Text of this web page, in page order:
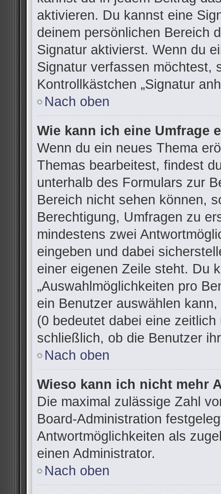
aktivieren. Du kannst eine
deinem persönlichen Bereich
Signatur aktivierst. Wenn du
Signatur verfassen möchtest,
Kontrollkästchen „Signatur
Nach oben
Wie kann ich eine Umfrage
Wenn du ein neues Thema
Themas bearbeitest, findest
unterhalb des Formulars zur
Bereich nicht sehen können,
Berechtigung, Umfragen zu
mindestens zwei
eingeben und dabei
einer eigenen Zeile steht. Du
„Auswahlmöglichkeiten pro
ein Benutzer auswählen
(0 bedeutet dabei eine
schließlich, ob die Benutzer
Nach oben
Wieso kann ich nicht mehr
Die maximal zulässige Zahl
Board-Administration
Antwortmöglichkeiten als
einen Administrator.
Nach oben